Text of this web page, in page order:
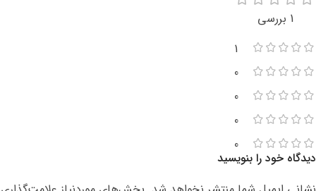
1 بررسی
1
0
0
0
0
دیدگاه خود را بنویسید